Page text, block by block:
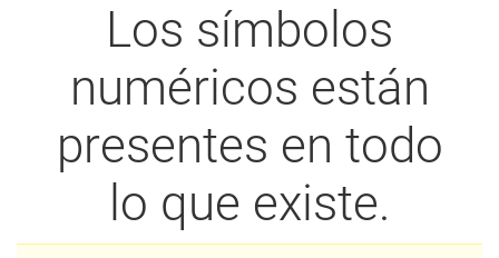
Los símbolos
numéricos están
presentes en todo
lo que existe.